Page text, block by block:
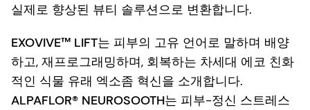
실제로 향상된 뷰티 솔루션으로 변환합니다.
EXOVIVE™ LIFT는 피부의 고유 언어로 말하며 배양
하고, 재프로그래밍하며, 회복하는 차세대 에코 친화
적인 식물 유래 엑소좀 혁신을 소개합니다.
ALPAFLOR® NEUROSOOTH는 피부-정신 스트레스